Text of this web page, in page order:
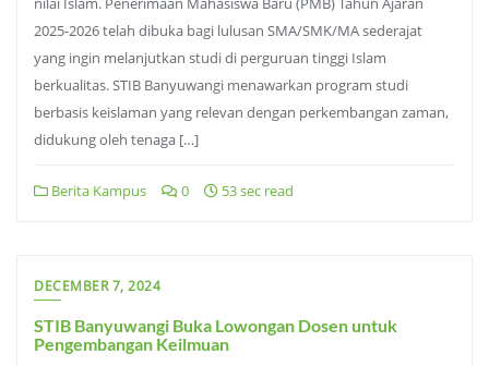
2025-2026 telah dibuka bagi lulusan SMA/SMK/MA sederajat
yang ingin melanjutkan studi di perguruan tinggi Islam
berkualitas. STIB Banyuwangi menawarkan program studi
berbasis keislaman yang relevan dengan perkembangan zaman,
didukung oleh tenaga […]
Berita Kampus 0 53 sec read
DECEMBER 7, 2024
STIB Banyuwangi Buka Lowongan Dosen untuk
Pengembangan Keilmuan